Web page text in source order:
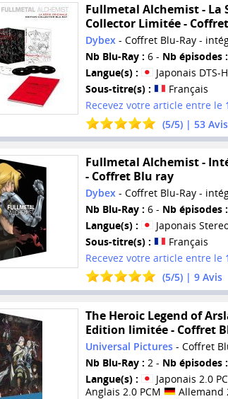
Fullmetal Alchemist - La
Collector Limitée -
Dybex - Coffret Blu-Ray -
Nb Blu-Ray : 6 - Nb épisodes :
Langue(s) :
Japonais DTS-
Sous-titre(s) :
Français
Recevez votre article entre le
(5/5) | 53Avis
Fullmetal Alchemist -
- Coffret Blu ray
Dybex- Coffret Blu-Ray -
Nb Blu-Ray : 6 - Nb épisodes :
Langue(s) :
Japonais
Sous-titre(s) :
Français
Recevez votre article entre le
(5/5) | 9Avis
The Heroic Legend of
Edition limitée - Coffret
Universal Pictures- Coffret
Nb Blu-Ray : 2 - Nb épisodes :
Langue(s) :
Japonais 2.0
Anglais 2.0 PCM
Allemand